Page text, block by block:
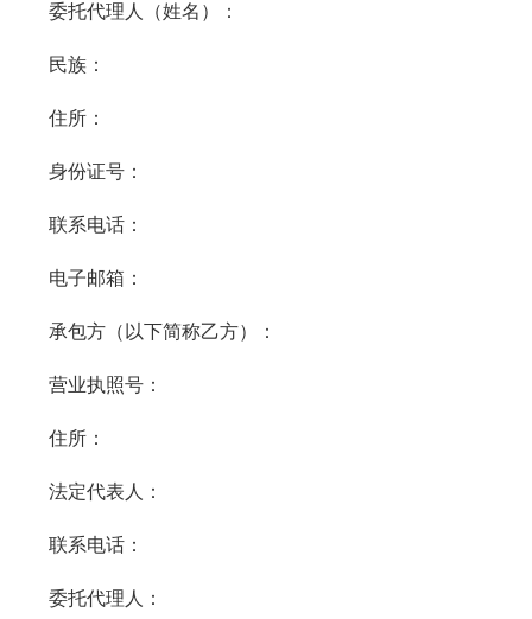
委托代理人（姓名）：
民族：
住所：
身份证号：
联系电话：
电子邮箱：
承包方（以下简称乙方）：
营业执照号：
住所：
法定代表人：
联系电话：
委托代理人：